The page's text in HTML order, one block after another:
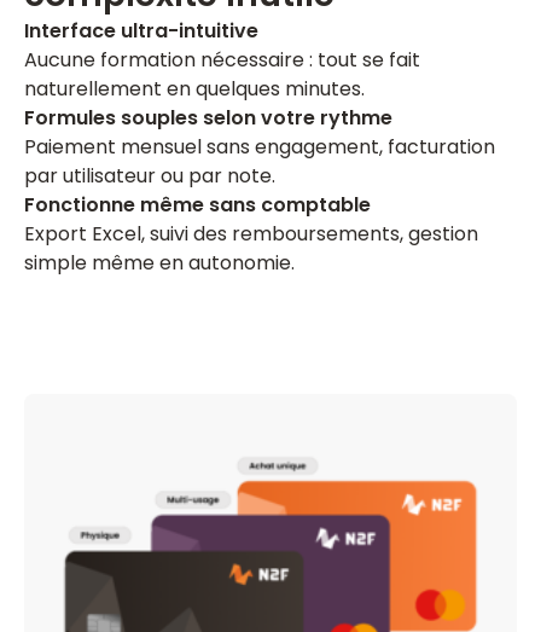
Interface ultra-intuitive
Aucune formation nécessaire : tout se fait
naturellement en quelques minutes.
Formules souples selon votre rythme
Paiement mensuel sans engagement, facturation
par utilisateur ou par note.
Fonctionne même sans comptable
Export Excel, suivi des remboursements, gestion
simple même en autonomie.